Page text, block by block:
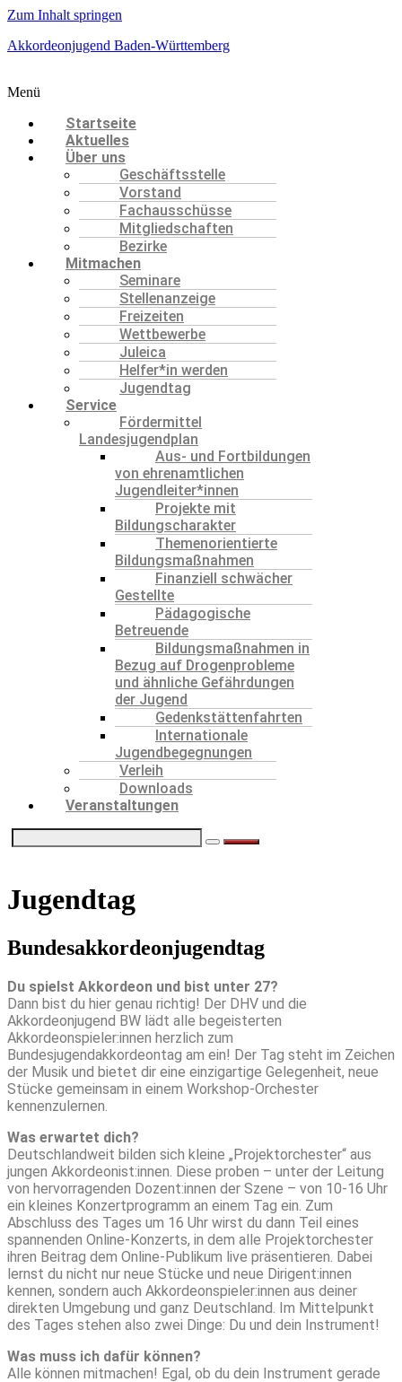
Zum Inhalt springen
Akkordeonjugend Baden-Württemberg
Menü
Startseite
Aktuelles
Über uns
Geschäftsstelle
Vorstand
Fachausschüsse
Mitgliedschaften
Bezirke
Mitmachen
Seminare
Stellenanzeige
Freizeiten
Wettbewerbe
Juleica
Helfer*in werden
Jugendtag
Service
Fördermittel
Landesjugendplan
Aus- und Fortbildungen
von ehrenamtlichen
Jugendleiter*innen
Projekte mit
Bildungscharakter
Themenorientierte
Bildungsmaßnahmen
Finanziell schwächer
Gestellte
Pädagogische
Betreuende
Bildungsmaßnahmen in
Bezug auf Drogenprobleme
und ähnliche Gefährdungen
der Jugend
Gedenkstättenfahrten
Internationale
Jugendbegegnungen
Verleih
Downloads
Veranstaltungen
Jugendtag
Bundesakkordeonjugendtag
Du spielst Akkordeon und bist unter 27?
Dann bist du hier genau richtig! Der DHV und die
Akkordeonjugend BW lädt alle begeisterten
Akkordeonspieler:innen herzlich zum
Bundesjugendakkordeontag am ein! Der Tag steht im Zeichen
der Musik und bietet dir eine einzigartige Gelegenheit, neue
Stücke gemeinsam in einem Workshop-Orchester
kennenzulernen.
Was erwartet dich?
Deutschlandweit bilden sich kleine „Projektorchester“ aus
jungen Akkordeonist:innen. Diese proben – unter der Leitung
von hervorragenden Dozent:innen der Szene – von 10-16 Uhr
ein kleines Konzertprogramm an einem Tag ein. Zum
Abschluss des Tages um 16 Uhr wirst du dann Teil eines
spannenden Online-Konzerts, in dem alle Projektorchester
ihren Beitrag dem Online-Publikum live präsentieren. Dabei
lernst du nicht nur neue Stücke und neue Dirigent:innen
kennen, sondern auch Akkordeonspieler:innen aus deiner
direkten Umgebung und ganz Deutschland. Im Mittelpunkt
des Tages stehen also zwei Dinge: Du und dein Instrument!
Was muss ich dafür können?
Alle können mitmachen! Egal, ob du dein Instrument gerade